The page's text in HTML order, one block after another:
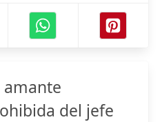
amante
del jefe